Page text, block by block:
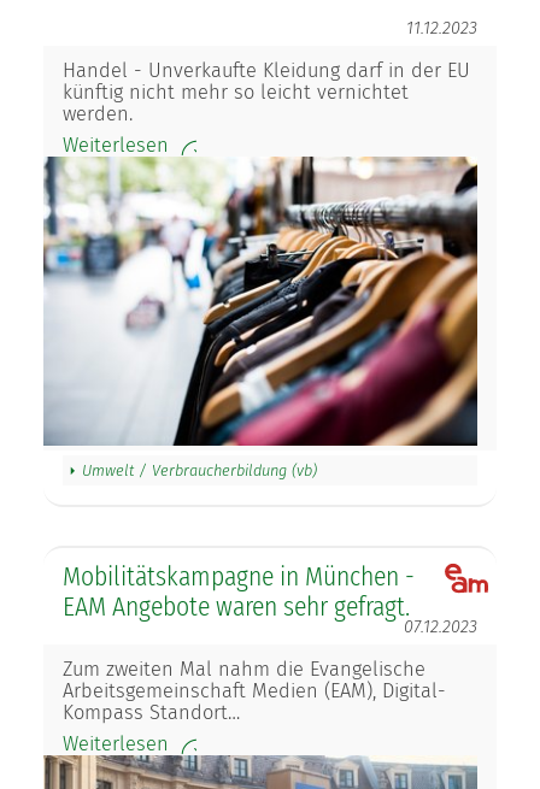
11.12.2023
Handel - Unverkaufte Kleidung darf in der EU
künftig nicht mehr so leicht vernichtet
werden.
Weiterlesen
Umwelt / Verbraucherbildung (vb)
Mobilitätskampagne in München -
EAM Angebote waren sehr gefragt.
07.12.2023
Zum zweiten Mal nahm die Evangelische
Arbeitsgemeinschaft Medien (EAM), Digital-
Kompass Standort…
Weiterlesen